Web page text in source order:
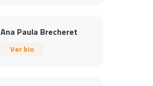
Ana Paula Brecheret
Ver bio